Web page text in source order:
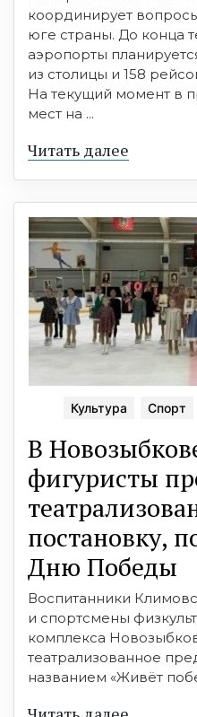
координирует
юге страны. До конца
аэропорты
из столицы и 158
На текущий момент в
мест на ...
Читать далее
Культура Спорт
В
фигуристы
постановку,
Дню Победы
Воспитанники
и спортсмены
комплекса
театрализованное
названием «Живёт